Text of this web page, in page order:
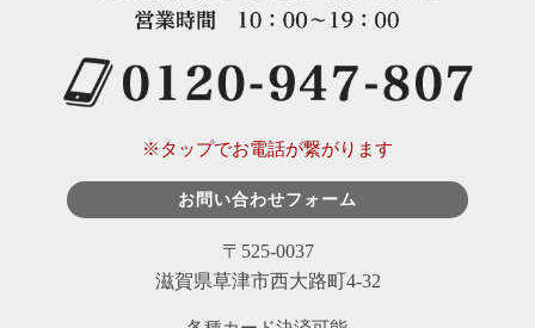
※タップでお電話が繋がります
お問い合わせフォーム
〒525-0037
滋賀県草津市西大路町4-32